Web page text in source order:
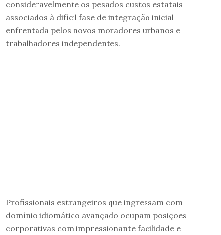
consideravelmente os pesados custos estatais
associados à difícil fase de integração inicial
enfrentada pelos novos moradores urbanos e
trabalhadores independentes.
Profissionais estrangeiros que ingressam com
domínio idiomático avançado ocupam posições
corporativas com impressionante facilidade e